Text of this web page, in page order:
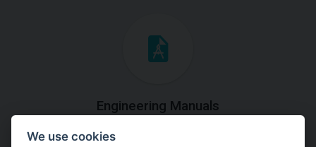
Engineering Manuals
Step by steps guides on how
We use cookies